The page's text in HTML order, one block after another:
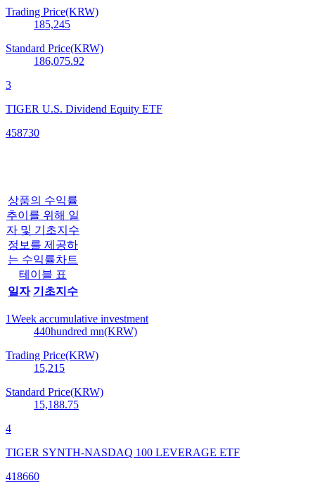
Trading Price(KRW)
185,245
Standard Price(KRW)
186,075.92
3
TIGER U.S. Dividend Equity ETF
458730
상품의 수익률
추이를 위해 일
자 및 기초지수
정보를 제공하
는 수익률차트
테이블 표
일자 기초지수
1Week accumulative investment
440hundred mn(KRW)
Trading Price(KRW)
15,215
Standard Price(KRW)
15,188.75
4
TIGER SYNTH-NASDAQ 100 LEVERAGE ETF
418660